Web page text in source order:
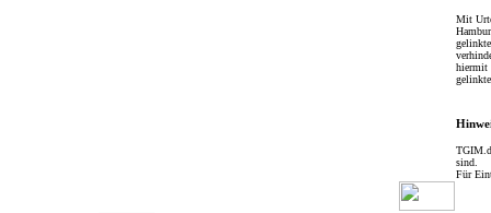
Mit
hiermit
sind.
Für